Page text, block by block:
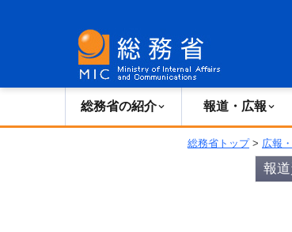
総務省の紹介 報道・広報
総務省トップ> 広報
報